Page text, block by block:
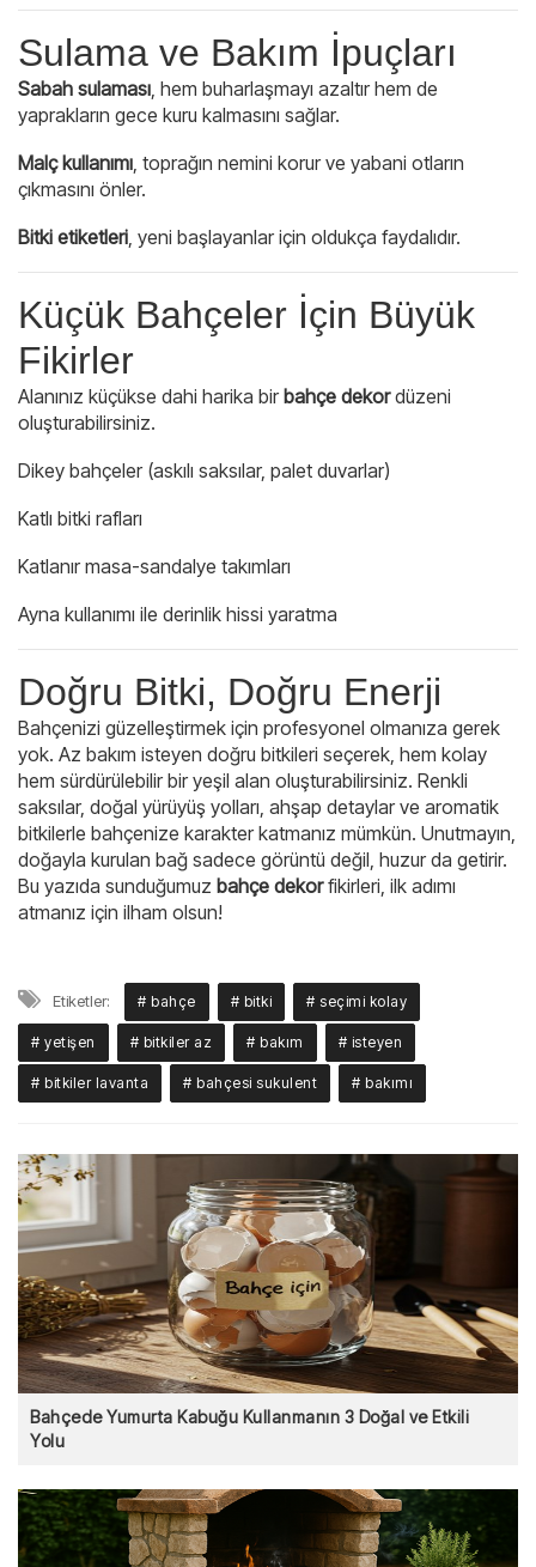
Sulama ve Bakım İpuçları
Sabah sulaması, hem buharlaşmayı azaltır hem de
yaprakların gece kuru kalmasını sağlar.
Malç kullanımı, toprağın nemini korur ve yabani otların
çıkmasını önler.
Bitki etiketleri, yeni başlayanlar için oldukça faydalıdır.
Küçük Bahçeler İçin Büyük
Fikirler
Alanınız küçükse dahi harika bir bahçe dekordüzeni
oluşturabilirsiniz.
Dikey bahçeler (askılı saksılar, palet duvarlar)
Katlı bitki rafları
Katlanır masa-sandalye takımları
Ayna kullanımı ile derinlik hissi yaratma
Doğru Bitki, Doğru Enerji
Bahçenizi güzelleştirmek için profesyonel olmanıza gerek
yok. Az bakım isteyen doğru bitkileri seçerek, hem kolay
hem sürdürülebilir bir yeşil alan oluşturabilirsiniz. Renkli
saksılar, doğal yürüyüş yolları, ahşap detaylar ve aromatik
bitkilerle bahçenize karakter katmanız mümkün. Unutmayın,
doğayla kurulan bağ sadece görüntü değil, huzur da getirir.
Bu yazıda sunduğumuz bahçe dekorfikirleri, ilk adımı
atmanız için ilham olsun!
Etiketler: # bahçe # bitki # seçimi kolay
# yetişen # bitkiler az # bakım # isteyen
# bitkiler lavanta # bahçesi sukulent # bakımı
Bahçede Yumurta Kabuğu Kullanmanın 3 Doğal ve Etkili
Yolu